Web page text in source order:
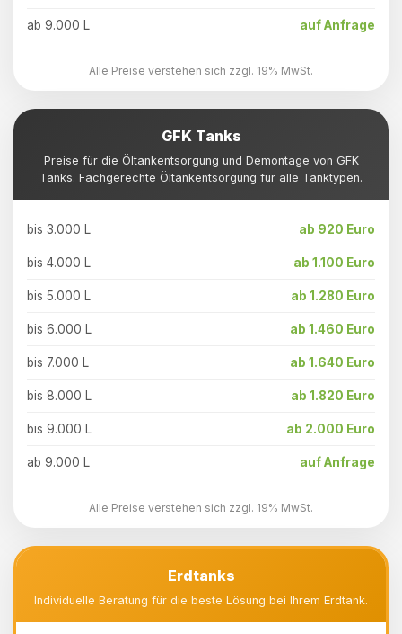
ab 9.000 L auf Anfrage
Alle Preise verstehen sich zzgl. 19% MwSt.
GFK Tanks
Preise für die Öltankentsorgung und Demontage von GFK
Tanks. Fachgerechte Öltankentsorgung für alle Tanktypen.
bis 3.000 L ab 920 Euro
bis 4.000 L ab 1.100 Euro
bis 5.000 L ab 1.280 Euro
bis 6.000 L ab 1.460 Euro
bis 7.000 L ab 1.640 Euro
bis 8.000 L ab 1.820 Euro
bis 9.000 L ab 2.000 Euro
ab 9.000 L auf Anfrage
Alle Preise verstehen sich zzgl. 19% MwSt.
Erdtanks
Individuelle Beratung für die beste Lösung bei Ihrem Erdtank.